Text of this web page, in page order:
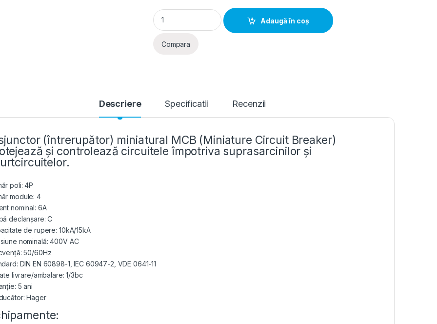
Disjunctor automat MCB 4P 6A 10kA curbă C 4M, Hager | NCN406 quantity
Adaugă în coș
Compara
Descriere Specificatii Recenzii
(întrerupător) miniatural MCB (Miniature Circuit Breaker)
și controlează circuitele împotriva suprasarcinilor și
poli: 4P
module: 4
nominal: 6A
declanșare: C
de rupere: 10kA/15kA
nominală: 400V AC
50/60Hz
DIN EN 60898-1, IEC 60947-2, VDE 0641-11
livrare/ambalare: 1/3bc
5 ani
Hager